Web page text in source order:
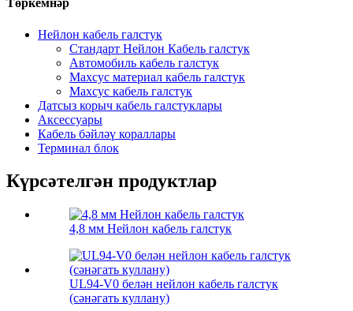
Төркемнәр
Нейлон кабель галстук
Стандарт Нейлон Кабель галстук
Автомобиль кабель галстук
Махсус материал кабель галстук
Махсус кабель галстук
Датсыз корыч кабель галстуклары
Аксессуары
Кабель бәйләү кораллары
Терминал блок
Күрсәтелгән продуктлар
4,8 мм Нейлон кабель галстук
UL94-V0 белән нейлон кабель галстук
(сәнәгать куллану)